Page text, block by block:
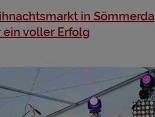
in Sömmerda
ein voller Erfolg